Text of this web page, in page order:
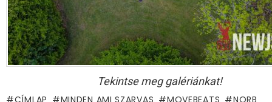
Tekintse meg galériánkat!
CÍMLAP MINDEN AMI SZARVAS MOVEBEATS NORB